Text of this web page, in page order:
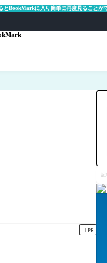
とBookMarkに入り簡単に再度見ることが
 PR
を
検